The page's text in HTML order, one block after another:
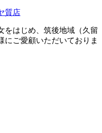
をはじめ、筑後地域（久留
にご愛顧いただいておりま